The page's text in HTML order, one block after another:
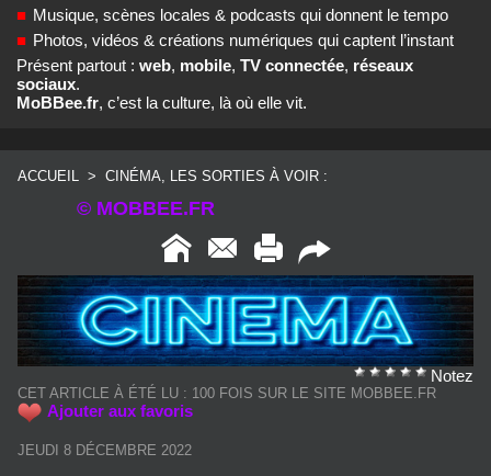
■ Musique, scènes locales & podcasts qui donnent le tempo
■ Photos, vidéos & créations numériques qui captent l’instant
Présent partout : web, mobile, TV connectée, réseaux
sociaux.
MoBBee.fr, c’est la culture, là où elle vit.
ACCUEIL > CINÉMA, LES SORTIES À VOIR :
© MOBBEE.FR
Notez
CET ARTICLE À ÉTÉ LU : 100 FOIS SUR LE SITE MOBBEE.FR
Ajouter aux favoris
JEUDI 8 DÉCEMBRE 2022